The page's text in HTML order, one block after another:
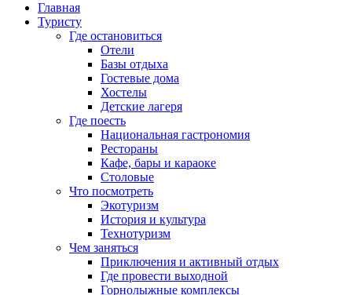
Главная
Туристу
Где остановиться
Отели
Базы отдыха
Гостевые дома
Хостелы
Детские лагеря
Где поесть
Национальная гастрономия
Рестораны
Кафе, бары и караоке
Столовые
Что посмотреть
Экотуризм
История и культура
Технотуризм
Чем заняться
Приключения и активный отдых
Где провести выходной
Горнолыжные комплексы